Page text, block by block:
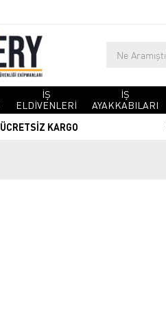
İŞ
ELDİVENLERİ
İŞ
AYAKKABILARI
ÜCRETSİZ KARGO